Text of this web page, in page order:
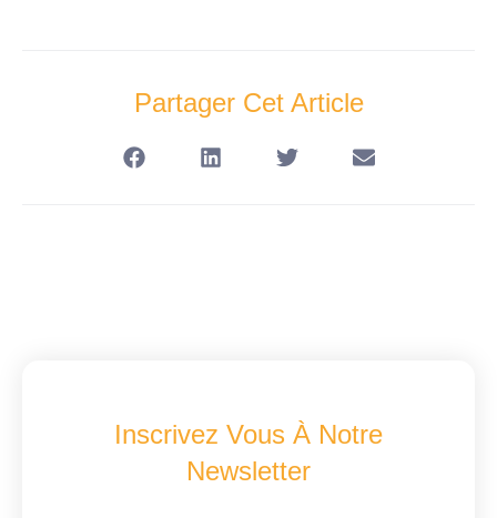
Partager Cet Article
Inscrivez Vous À Notre
Newsletter